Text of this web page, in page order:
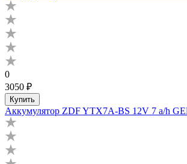
0
3050 ₽
Купить
Аккумулятор ZDF YTX7A-BS 12V 7 a/h